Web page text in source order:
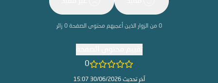
0 من الزوار الذين أعجبهم محتوى الصفحة0 زائر
0
آخر تحديث 30/06/2026 15:07